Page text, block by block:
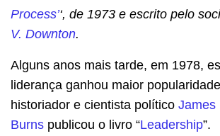
Process’‘, de 1973 e escrito pelo
V. Downton.
Alguns anos mais tarde, em 1978,
liderança ganhou maior
historiador e cientista político James
Burns publicou o livro “Leadership”.